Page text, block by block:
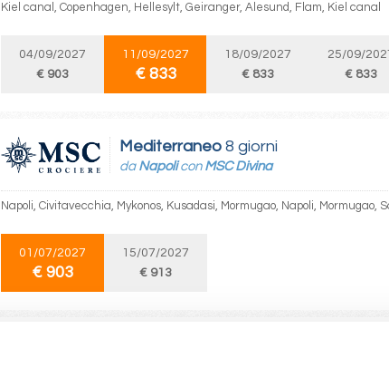
Kiel canal, Copenhagen, Hellesylt, Geiranger, Alesund, Flam, Kiel canal
04/09/2027
€ 903
11/09/2027
€ 833
18/09/2027
€ 833
25/09/
€ 833
Mediterraneo 8 giorni
da Napolicon MSC Divina
Napoli, Civitavecchia, Mykonos, Kusadasi, Mormugao, Napoli, Mormugao,
01/07/2027
€ 903
15/07/2027
€ 913